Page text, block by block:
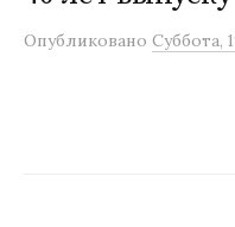
м
Опубликовано Суббота,